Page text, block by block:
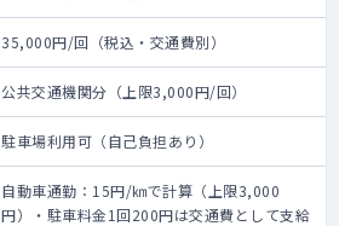
35,000円/回（税込・交通費別）
公共交通機関分（上限3,000円/回）
駐車場利用可（自己負担あり）
自動車通勤：15円/㎞で計算（上限3,000
円）・駐車料金1回200円は交通費として支給